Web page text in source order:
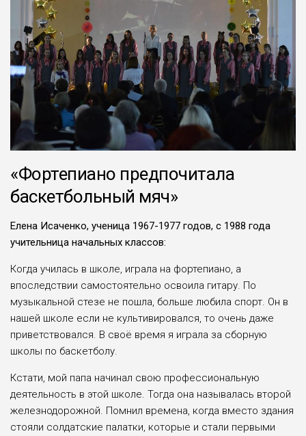
«Фортепиано предпочитала
баскетбольный мяч»
Елена Исаченко, ученица 1967-1977 годов, с 1988 года
учительница начальных классов:
Когда училась в школе, играла на фортепиано, а
впоследствии самосто­ятельно освоила гитару. По
музыкаль­ной стезе не пошла, больше любила спорт. Он в
нашей школе если не куль­тивировался, то очень даже
приветство­вался. В своё время я играла за сбор­ную
школы по баскетболу.
Кстати, мой папа начинал свою про­фессиональную
деятельность в этой школе. Тогда она называлась второй
железнодорожной. Помнил времена, когда вместо здания
стояли солдат­ские палатки, которые и стали первы­ми